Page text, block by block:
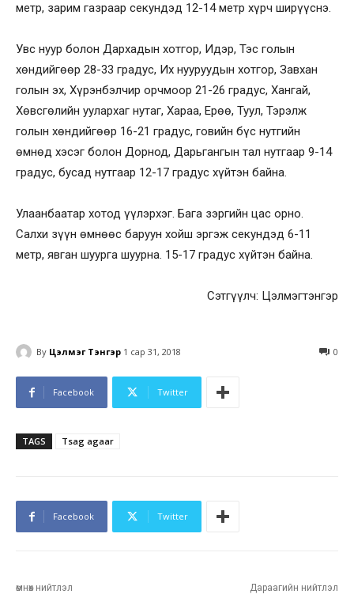
метр, зарим газраар секундэд 12-14 метр хүрч ширүүснэ.
Увс нуур болон Дархадын хотгор, Идэр, Тэс голын
хөндийгөөр 28-33 градус, Их нууруудын хотгор, Завхан
голын эх, Хүрэнбэлчир орчмоор 21-26 градус, Хангай,
Хөвсгөлийн уулархаг нутаг, Хараа, Ерөө, Туул, Тэрэлж
голын хөндийгөөр 16-21 градус, говийн бүс нутгийн
өмнөд хэсэг болон Дорнод, Дарьгангын тал нутгаар 9-14
градус, бусад нутгаар 12-17 градус хүйтэн байна.
Улаанбаатар хотод үүлэрхэг. Бага зэргийн цас орно.
Салхи зүүн өмнөөс баруун хойш эргэж секундэд 6-11
метр, явган шуурга шуурна. 15-17 градус хүйтэн байна.
Сэтгүүлч: Цэлмэгтэнгэр
By Цэлмэг Тэнгэр 1 сар 31, 2018 0
Facebook Twitter
TAGS Tsag agaar
Facebook Twitter
өмнөх нийтлэл Дараагийн нийтлэл